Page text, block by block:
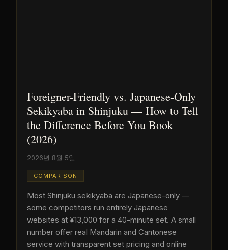
Foreigner-Friendly vs. Japanese-Only
Sekikyaba in Shinjuku — How to Tell
the Difference Before You Book
(2026)
2026년 8월 5일
COMPARISON
Most Shinjuku sekikyaba are Japanese-only —
some competitors run entirely Japanese
websites at ¥13,000 for a 40-minute set. A small
number offer real Mandarin and Cantonese
service with transparent set pricing and online